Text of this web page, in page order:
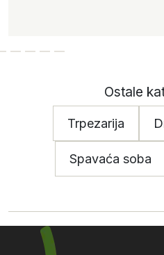
Ostale
Trpezarija
Spavaća soba